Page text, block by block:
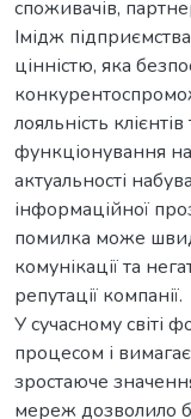
споживачів,
Імідж
цінністю, яка
лояльність
функціонування
актуальності
інформаційної
помилка може
комунікації та
репутації компанії.
У сучасному світі
процесом і
зростаюче
мереж дозволило